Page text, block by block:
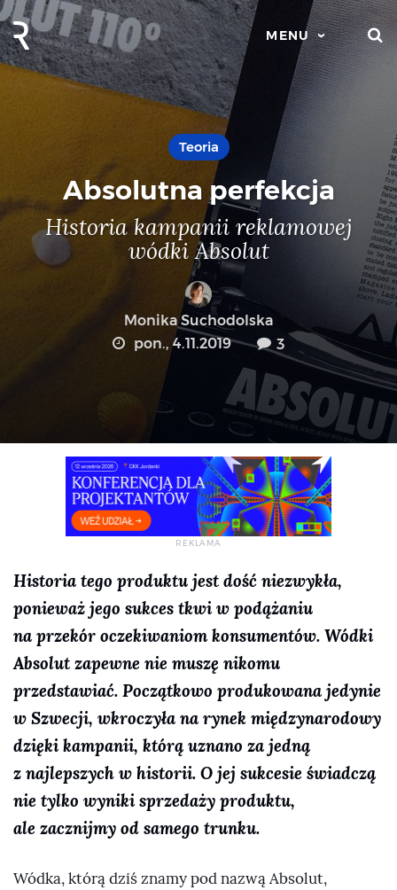
MENU
Teoria
Absolutna perfekcja
Historia kampanii reklamowej
wódki Absolut
Monika Suchodolska
pon., 4.11.2019
3
Historia tego produktu jest dość niezwykła,
ponieważ jego sukces tkwi w podążaniu
na przekór oczekiwaniom konsumentów. Wódki
Absolut zapewne nie muszę nikomu
przedstawiać. Początkowo produkowana jedynie
w Szwecji, wkroczyła na rynek międzynarodowy
dzięki kampanii, którą uznano za jedną
z najlepszych w historii. O jej sukcesie świadczą
nie tylko wyniki sprzedaży produktu,
ale zacznijmy od samego trunku.
Wódka, którą dziś znamy pod nazwą Absolut,